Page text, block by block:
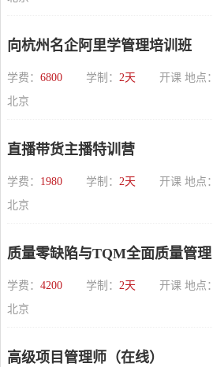
向杭州名企阿里学管理培训班
学费： 6800 学制： 2天 开课 地点：
北京
直播带货主播特训营
学费： 1980 学制： 2天 开课 地点：
北京
质量零缺陷与TQM全面质量管理
学费： 4200 学制： 2天 开课 地点：
北京
高级项目管理师（在线）